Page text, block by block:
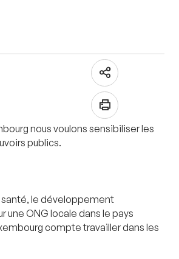
nous voulons sensibiliser les
publics.
santé, le développement
ONG locale dans le pays
compte travailler dans les